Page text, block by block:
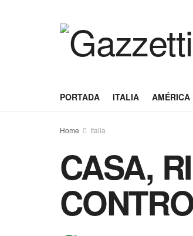
PORTADA ITALIA AMÉRICA
Home Italia
CASA,